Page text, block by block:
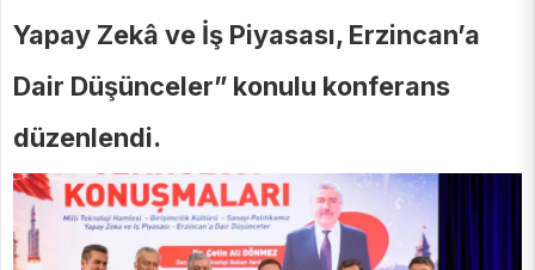
Yapay Zekâ ve İş Piyasası, Erzincan’a
Dair Düşünceler” konulu konferans
düzenlendi.